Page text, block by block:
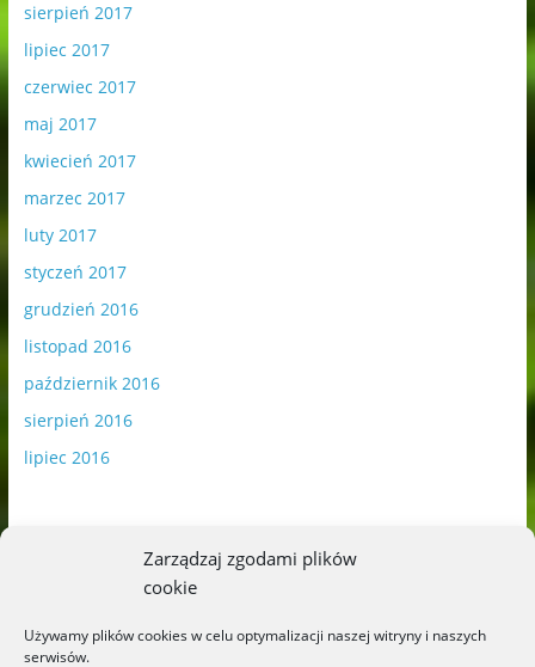
Zarządzaj zgodami plików
cookie
Używamy plików cookies w celu optymalizacji naszej witryny i naszych
serwisów.
sierpień 2017
lipiec 2017
czerwiec 2017
maj 2017
kwiecień 2017
marzec 2017
luty 2017
styczeń 2017
grudzień 2016
listopad 2016
październik 2016
sierpień 2016
lipiec 2016